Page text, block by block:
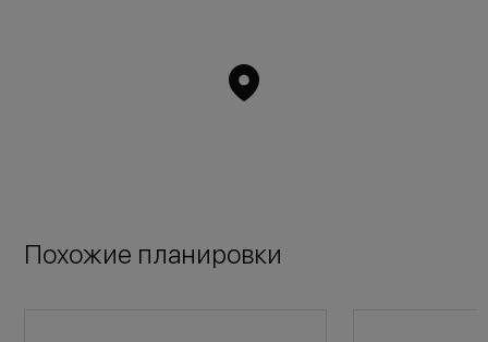
Похожие планировки